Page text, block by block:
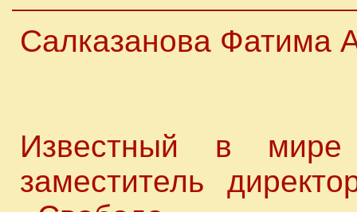
Салказанова Фатима
Известный в мире
заместитель